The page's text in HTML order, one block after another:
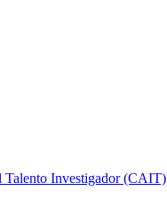
Talento Investigador (CAIT)